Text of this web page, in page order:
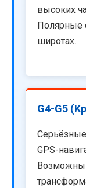
высоких
Полярные
широтах.
G4-G5
GPS-
Возможны